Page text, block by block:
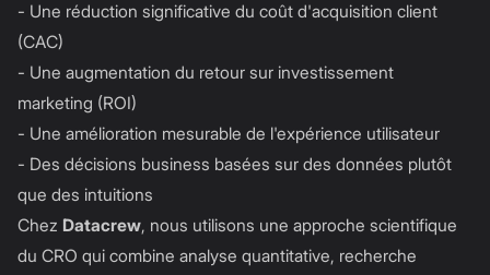
- Une réduction significative du coût d'acquisition client
(CAC)
- Une augmentation du retour sur investissement
marketing (ROI)
- Une amélioration mesurable de l'expérience utilisateur
- Des décisions business basées sur des données plutôt
que des intuitions
Chez Datacrew, nous utilisons une approche scientifique
du CRO qui combine analyse quantitative, recherche